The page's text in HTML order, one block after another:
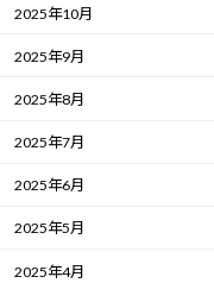
2025年10月
2025年9月
2025年8月
2025年7月
2025年6月
2025年5月
2025年4月